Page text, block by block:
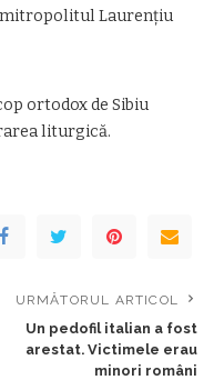
mitropolitul Laurențiu
ortodox de Sibiu
liturgică.
URMĂTORUL ARTICOL
Un pedofil italian a fost
arestat. Victimele erau
minori români